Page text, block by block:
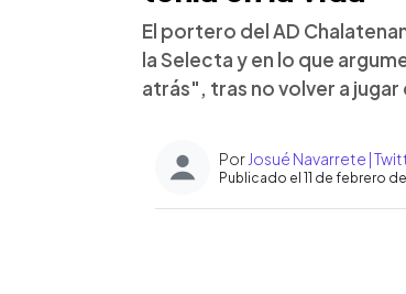
El portero del AD
la Selecta y en lo que
atrás", tras no volver a jugar
Por Josué Navarrete |
Publicado el 11 de febrero